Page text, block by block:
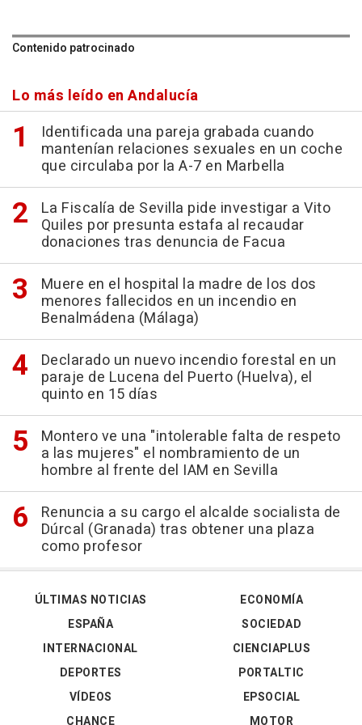
Contenido patrocinado
Lo más leído en Andalucía
Identificada una pareja grabada cuando
mantenían relaciones sexuales en un coche
que circulaba por la A-7 en Marbella
La Fiscalía de Sevilla pide investigar a Vito
Quiles por presunta estafa al recaudar
donaciones tras denuncia de Facua
Muere en el hospital la madre de los dos
menores fallecidos en un incendio en
Benalmádena (Málaga)
Declarado un nuevo incendio forestal en un
paraje de Lucena del Puerto (Huelva), el
quinto en 15 días
Montero ve una "intolerable falta de respeto
a las mujeres" el nombramiento de un
hombre al frente del IAM en Sevilla
Renuncia a su cargo el alcalde socialista de
Dúrcal (Granada) tras obtener una plaza
como profesor
ÚLTIMAS NOTICIAS
ESPAÑA
INTERNACIONAL
DEPORTES
VÍDEOS
ECONOMÍA
SOCIEDAD
CIENCIAPLUS
PORTALTIC
EPSOCIAL
CHANCE
MOTOR